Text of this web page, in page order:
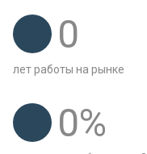
0
лет работы на рынке
0%